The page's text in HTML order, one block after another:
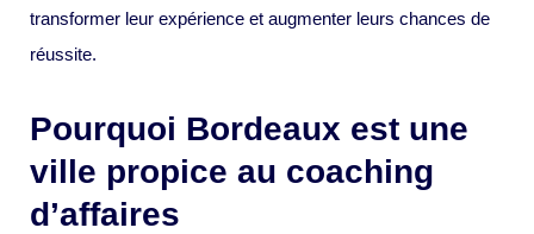
transformer leur expérience et augmenter leurs chances de
réussite.
Pourquoi Bordeaux est une
ville propice au coaching
d’affaires